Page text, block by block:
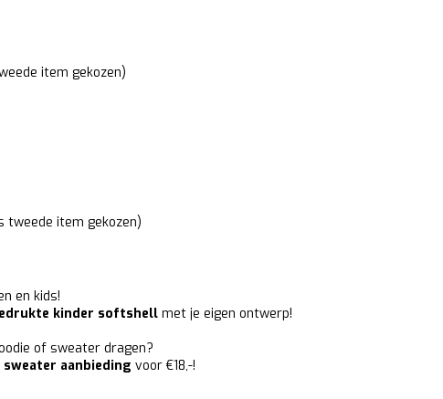
item gekozen)
tweede item gekozen)
en kids!
kinder softshell met je eigen ontwerp!
of sweater dragen?
sweater aanbieding voor €18,-!